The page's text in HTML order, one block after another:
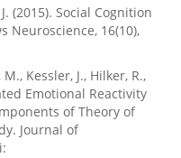
(2015). Social Cognition
Neuroscience, 16(10),
Kessler, J., Hilker, R.,
Emotional Reactivity
of Theory of
Journal of